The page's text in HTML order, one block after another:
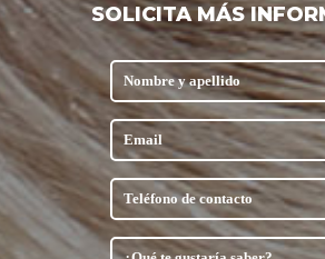
SOLICITA MÁS